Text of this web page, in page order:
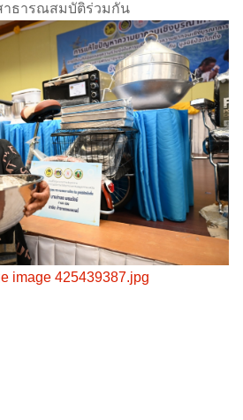
าธารณสมบัติร่วมกัน